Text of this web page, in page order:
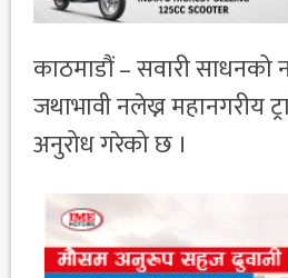
काठमाडौं – सवारी साधनको
जथाभावी नलेख्न महानगरीय
अनुरोध गरेको छ ।